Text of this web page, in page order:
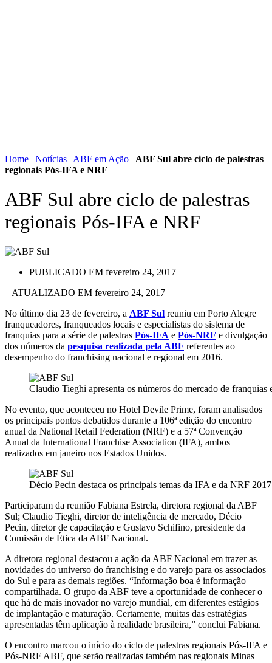
Home | Notícias | ABF em Ação | ABF Sul abre ciclo de palestras
regionais Pós-IFA e NRF
ABF Sul abre ciclo de palestras
regionais Pós-IFA e NRF
PUBLICADO EM fevereiro 24, 2017
– ATUALIZADO EM fevereiro 24, 2017
No último dia 23 de fevereiro, a ABF Sul reuniu em Porto Alegre
franqueadores, franqueados locais e especialistas do sistema de
franquias para a série de palestras Pós-IFA e Pós-NRF e divulgação
dos números da pesquisa realizada pela ABF referentes ao
desempenho do franchising nacional e regional em 2016.
Claudio Tieghi apresenta os números do mercado de franquias
No evento, que aconteceu no Hotel Devile Prime, foram analisados
os principais pontos debatidos durante a 106ª edição do encontro
anual da National Retail Federation (NRF) e a 57ª Convenção
Anual da International Franchise Association (IFA), ambos
realizados em janeiro nos Estados Unidos.
Décio Pecin destaca os principais temas da IFA e da NRF 2017
Participaram da reunião Fabiana Estrela, diretora regional da ABF
Sul; Claudio Tieghi, diretor de inteligência de mercado, Décio
Pecin, diretor de capacitação e Gustavo Schifino, presidente da
Comissão de Ética da ABF Nacional.
A diretora regional destacou a ação da ABF Nacional em trazer as
novidades do universo do franchising e do varejo para os associados
do Sul e para as demais regiões. “Informação boa é informação
compartilhada. O grupo da ABF teve a oportunidade de conhecer o
que há de mais inovador no varejo mundial, em diferentes estágios
de implantação e maturação. Certamente, muitas das estratégias
apresentadas têm aplicação à realidade brasileira,” conclui Fabiana.
O encontro marcou o início do ciclo de palestras regionais Pós-IFA e
Pós-NRF ABF, que serão realizadas também nas regionais Minas